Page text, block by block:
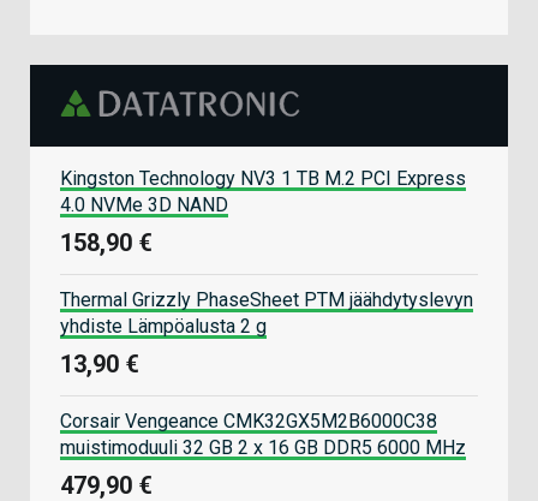
Kingston Technology NV3 1 TB M.2 PCI Express
4.0 NVMe 3D NAND
158,90 €
Thermal Grizzly PhaseSheet PTM jäähdytyslevyn
yhdiste Lämpöalusta 2 g
13,90 €
Corsair Vengeance CMK32GX5M2B6000C38
muistimoduuli 32 GB 2 x 16 GB DDR5 6000 MHz
479,90 €